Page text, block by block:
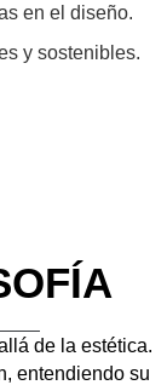
en el diseño.
y sostenibles.
de la estética.
entendiendo su